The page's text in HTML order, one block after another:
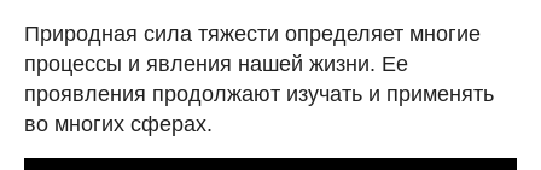
Природная сила тяжести определяет многие
процессы и явления нашей жизни. Ее
проявления продолжают изучать и применять
во многих сферах.